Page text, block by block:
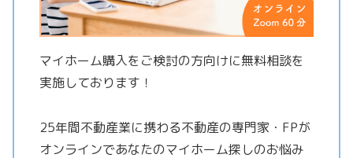
マイホーム購入をご検討の方向けに無料相談を
実施しております！
25年間不動産業に携わる不動産の専門家・FPが
オンラインであなたのマイホーム探しのお悩み